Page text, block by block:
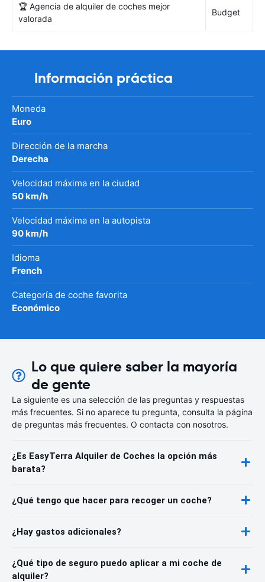
🏆 Agencia de alquiler de coches mejor
valorada
Budget
Información práctica
Moneda
Euro
Dirección de la marcha
Derecha
Velocidad máxima en la ciudad
50 km/h
Velocidad máxima en la autopista
90 km/h
Idioma
French
Categoría de coche favorita
Económico
Lo que quiere saber la mayoría
de gente
La siguiente es una selección de las preguntas y respuestas
más frecuentes. Si no aparece tu pregunta, consulta la página
de preguntas más frecuentes. O contacta con nosotros.
¿Es EasyTerra Alquiler de Coches la opción más
barata?
¿Qué tengo que hacer para recoger un coche?
¿Hay gastos adicionales?
¿Qué tipo de seguro puedo aplicar a mi coche de
alquiler?